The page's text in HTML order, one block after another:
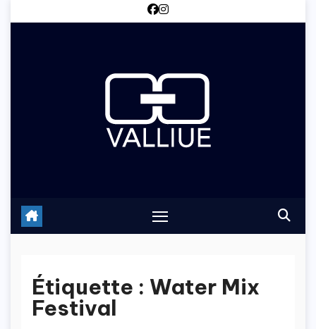
Étiquette : Water Mix
Festival